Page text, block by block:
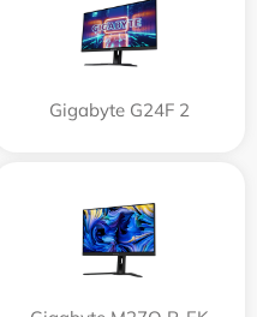
Gigabyte G24F 2